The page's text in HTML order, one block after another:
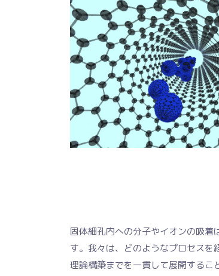
固体細孔内への分子やイオンの吸
す。我々は、どのようなプロセス
理論構築までを一貫して展開するこ